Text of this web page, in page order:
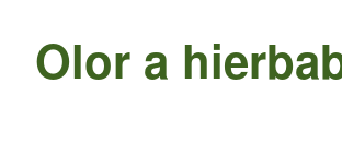
Olor a